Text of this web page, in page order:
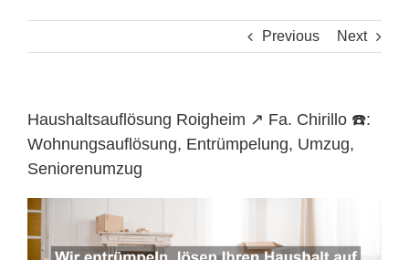
Previous Next
Haushaltsauflösung Roigheim ↗️ Fa. Chirillo ☎️:
Wohnungsauflösung, Entrümpelung, Umzug,
Seniorenumzug